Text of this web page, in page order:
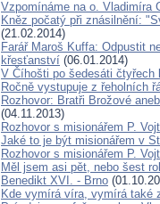
Vzpomínáme na o. Vladimíra
Kněz počatý při znásilnění:
(21.02.2014)
Farář Maroš Kuffa: Odpustit
křesťanství (06.01.2014)
V Číhošti po šedesáti čtyřech
Ročně vystupuje z řeholních
Rozhovor: Bratři Brožové
(04.11.2013)
Rozhovor s misionářem P.
Jaké to je být misionářem v
Rozhovor s misionářem P.
Měl jsem asi pět, nebo šest
Benedikt XVI. - Brno
Kde vymírá víra, vymírá také